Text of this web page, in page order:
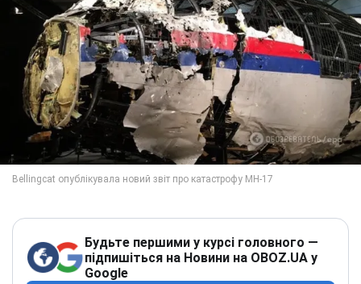
Будьте першими у курсі головного —
підпишіться на Новини на OBOZ.UA у
Google